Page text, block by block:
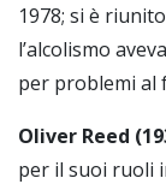
1978; si è
l’alcolismo
per problemi al
Oliver Reed
per il suoi ruoli